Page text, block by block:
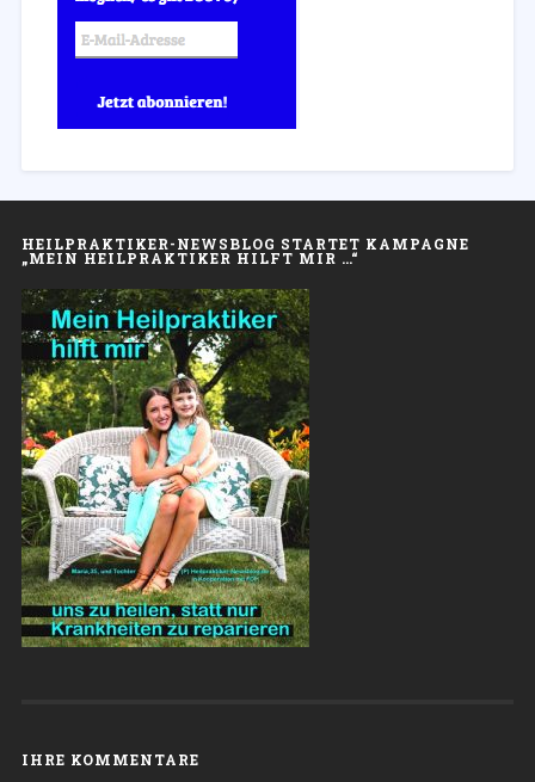
HEILPRAKTIKER-NEWSBLOG STARTET KAMPAGNE
„MEIN HEILPRAKTIKER HILFT MIR …“
IHRE KOMMENTARE